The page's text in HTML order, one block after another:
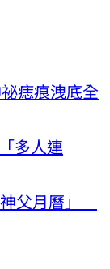
痣痕洩底全
多人連
父月曆」